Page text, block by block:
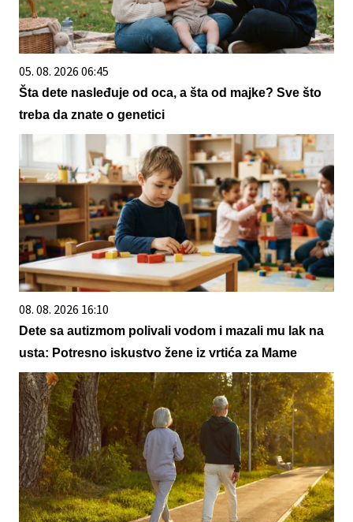
05. 08. 2026 06:45
Šta dete nasleđuje od oca, a šta od majke? Sve što
treba da znate o genetici
08. 08. 2026 16:10
Dete sa autizmom polivali vodom i mazali mu lak na
usta: Potresno iskustvo žene iz vrtića za Mame